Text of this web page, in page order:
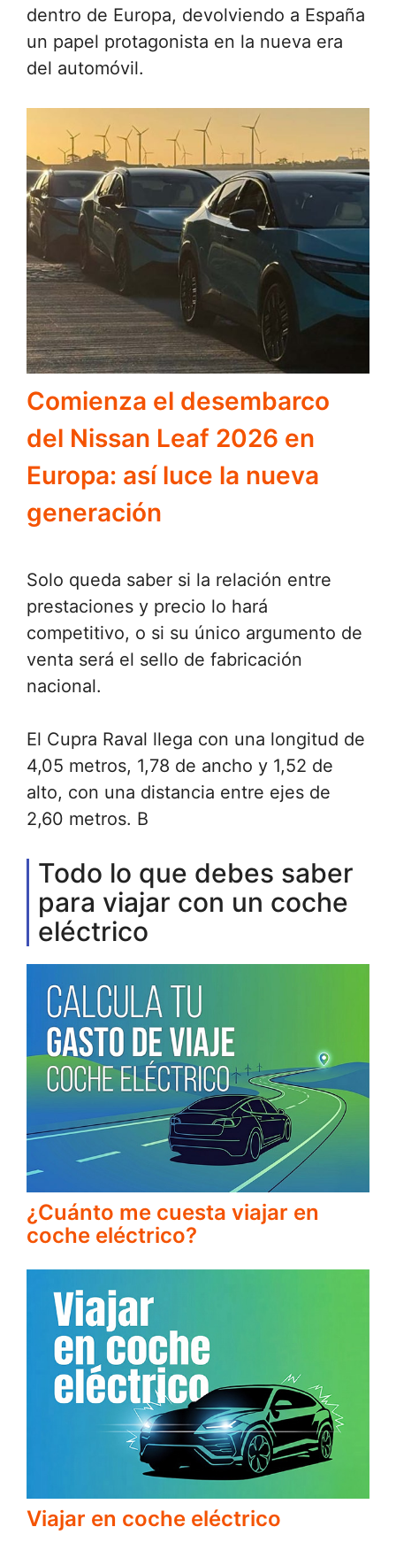
dentro de Europa, devolviendo a España
un papel protagonista en la nueva era
del automóvil.
Comienza el desembarco
del Nissan Leaf 2026 en
Europa: así luce la nueva
generación
Solo queda saber si la relación entre
prestaciones y precio lo hará
competitivo, o si su único argumento de
venta será el sello de fabricación
nacional.
El Cupra Raval llega con una longitud de
4,05 metros, 1,78 de ancho y 1,52 de
alto, con una distancia entre ejes de
2,60 metros. B
Todo lo que debes saber
para viajar con un coche
eléctrico
¿Cuánto me cuesta viajar en
coche eléctrico?
Viajar en coche eléctrico